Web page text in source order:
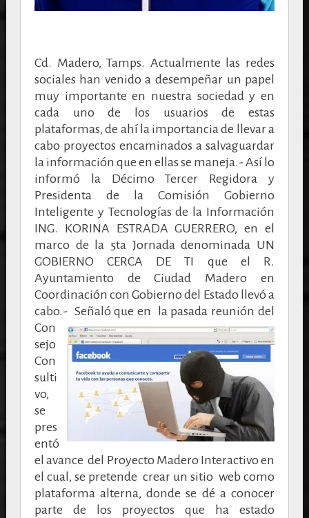
Cd. Madero, Tamps. Actualmente las redes
sociales han venido a desempeñar un papel
muy importante en nuestra sociedad y en
cada uno de los usuarios de estas
plataformas, de ahí la importancia de llevar a
cabo proyectos encaminados a salvaguardar
la información que en ellas se maneja.- Así lo
informó la Décimo Tercer Regidora y
Presidenta de la Comisión Gobierno
Inteligente y Tecnologías de la Información
ING. KORINA ESTRADA GUERRERO, en el
marco de la 5ta Jornada denominada UN
GOBIERNO CERCA DE TI que el R.
Ayuntamiento de Ciudad Madero en
Coordinación con Gobierno del Estado llevó a
cabo.- Señaló que en la pasada reunión del
Con
sejo
Con
sulti
vo,
se
pres
entó
el avance del Proyecto Madero Interactivo en
el cual, se pretende crear un sitio web como
plataforma alterna, donde se dé a conocer
parte de los proyectos que ha estado